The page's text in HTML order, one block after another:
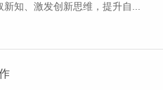
知、激发创新思维，提升自...